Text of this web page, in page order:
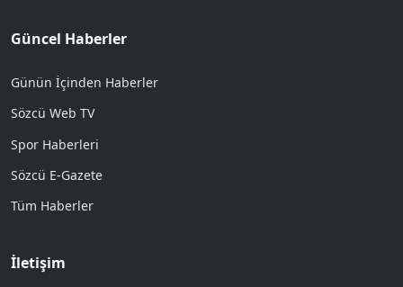
Güncel Haberler
Günün İçinden Haberler
Sözcü Web TV
Spor Haberleri
Sözcü E-Gazete
Tüm Haberler
İletişim